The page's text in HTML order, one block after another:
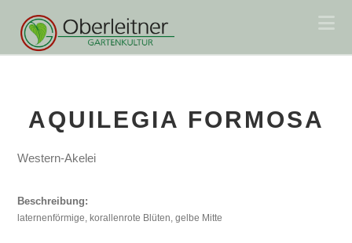
AQUILEGIA FORMOSA
Western-Akelei
Beschreibung:
laternenförmige, korallenrote Blüten, gelbe Mitte